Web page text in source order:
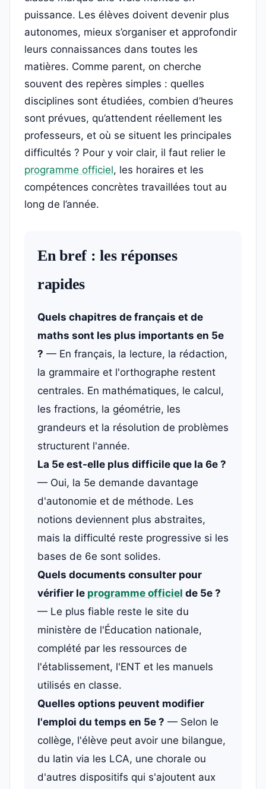
puissance. Les élèves doivent devenir plus
autonomes, mieux s’organiser et approfondir
leurs connaissances dans toutes les
matières. Comme parent, on cherche
souvent des repères simples : quelles
disciplines sont étudiées, combien d’heures
sont prévues, qu’attendent réellement les
professeurs, et où se situent les principales
difficultés ? Pour y voir clair, il faut relier le
programme officiel, les horaires et les
compétences concrètes travaillées tout au
long de l’année.
En bref : les réponses
rapides
Quels chapitres de français et de
maths sont les plus importants en 5e
? — En français, la lecture, la rédaction,
la grammaire et l'orthographe restent
centrales. En mathématiques, le calcul,
les fractions, la géométrie, les
grandeurs et la résolution de problèmes
structurent l'année.
La 5e est-elle plus difficile que la 6e ?
— Oui, la 5e demande davantage
d'autonomie et de méthode. Les
notions deviennent plus abstraites,
mais la difficulté reste progressive si les
bases de 6e sont solides.
Quels documents consulter pour
vérifier le programme officiel de 5e ?
— Le plus fiable reste le site du
ministère de l'Éducation nationale,
complété par les ressources de
l'établissement, l'ENT et les manuels
utilisés en classe.
Quelles options peuvent modifier
l'emploi du temps en 5e ? — Selon le
collège, l'élève peut avoir une bilangue,
du latin via les LCA, une chorale ou
d'autres dispositifs qui s'ajoutent aux